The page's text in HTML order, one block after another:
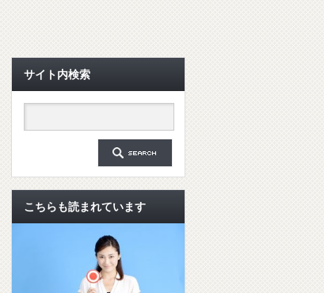
サイト内検索
こちらも読まれています